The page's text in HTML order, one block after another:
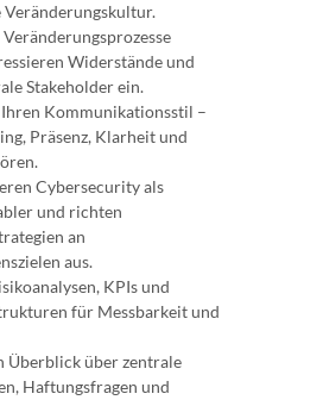
Veränderungsprozesse
Widerstände und
Stakeholder ein.
Ihren Kommunikationsstil –
Präsenz, Klarheit und
Cybersecurity als
und richten
an
aus.
KPIs und
für Messbarkeit und
Überblick über zentrale
Haftungsfragen und